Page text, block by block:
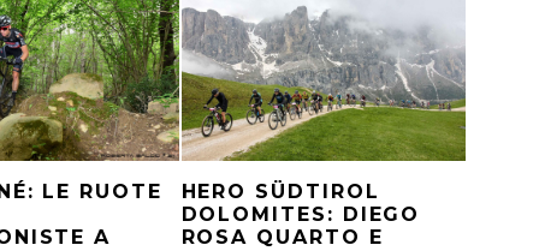
LE RUOTE
A
HERO SÜDTIROL
DOLOMITES: DIEGO
ROSA QUARTO E